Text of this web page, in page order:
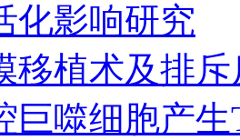
化影响研究
移植术及排
巨噬细胞产